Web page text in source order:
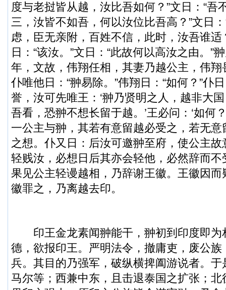
度与老挝皆从越，汝比吾如何？”文日：“吾
三，汝皆不如吾，何以汝位比吾高？”文日
虑，臣无亲附，百姓不信，此时，汝吾谁适
日：“该汝。”文日：“此故何以高汝之由。”
年，文故，伟翔任相，其妻乃越公主，伟
仆唯他日：“翀易除。”伟翔日：“如何？”仆
誉，汝可先唯王：‘翀乃贤明之人，越非大
吾看，恐翀不想长留于越。’王必问：‘如何
一公主与翀，其若有意留越必受之，若无
之想。仆又日：后汝可邀翀至府，使公主
轻贱汝，必想日后其亦会轻他，必然辞而
果见公主轻谩越相，乃辞谢王徽。王徽因
徽罪之，乃离越去印。
印王金龙素闻翀能干，翀初到印度即为
德，欲报印王。严明法令，撤庸吏，废公
兵。其目的乃强军，破纵横捭阖游说者。
马尔等；西兼中东，且击退泰国之扩张；